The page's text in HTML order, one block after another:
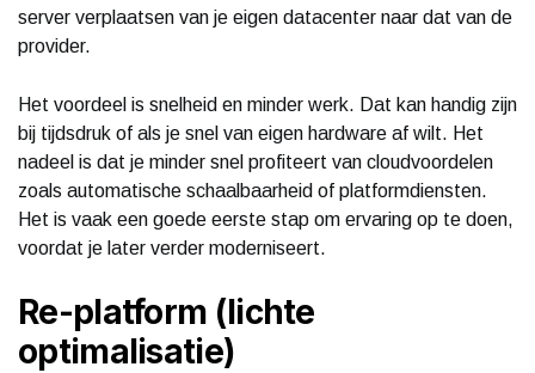
server verplaatsen van je eigen datacenter naar dat van de
provider.
Het voordeel is snelheid en minder werk. Dat kan handig zijn
bij tijdsdruk of als je snel van eigen hardware af wilt. Het
nadeel is dat je minder snel profiteert van cloudvoordelen
zoals automatische schaalbaarheid of platformdiensten.
Het is vaak een goede eerste stap om ervaring op te doen,
voordat je later verder moderniseert.
Re-platform (lichte
optimalisatie)